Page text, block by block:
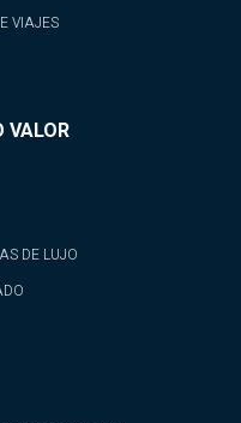
VIAJES
VALOR
DE LUJO